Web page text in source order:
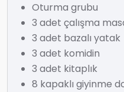
Oturma grubu
3 adet çalışma
3 adet bazalı yatak
3 adet komidin
3 adet kitaplık
8 kapaklı giyinme